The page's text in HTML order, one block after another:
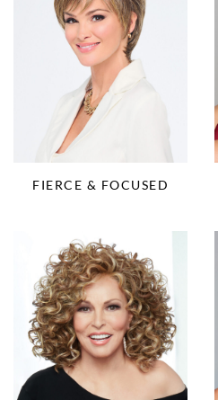
FIERCE & FOCUSED